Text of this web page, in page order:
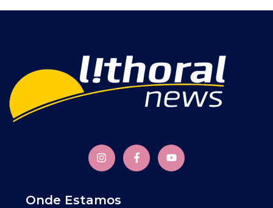
Onde Estamos